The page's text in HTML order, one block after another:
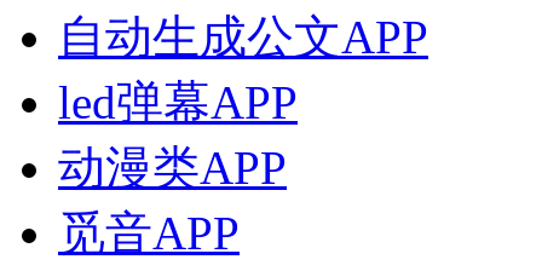
自动生成公文APP
led弹幕APP
动漫类APP
觅音APP